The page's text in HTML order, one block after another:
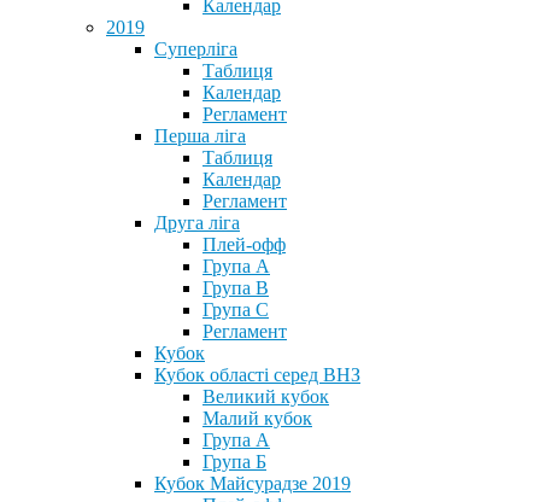
Календар
2019
Суперліга
Таблиця
Календар
Регламент
Перша ліга
Таблиця
Календар
Регламент
Друга ліга
Плей-офф
Група А
Група В
Група С
Регламент
Кубок
Кубок області серед ВНЗ
Великий кубок
Малий кубок
Група А
Група Б
Кубок Майсурадзе 2019